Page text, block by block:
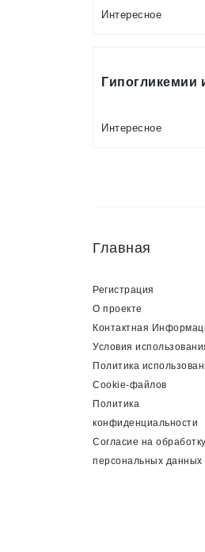
Интересное
Гипогликемии
Интересное
Главная
Регистрация
О проекте
Контактная
Условия
Политика
Cookie-файлов
Политика
конфиденциальности
Согласие на обработку
персональных данных